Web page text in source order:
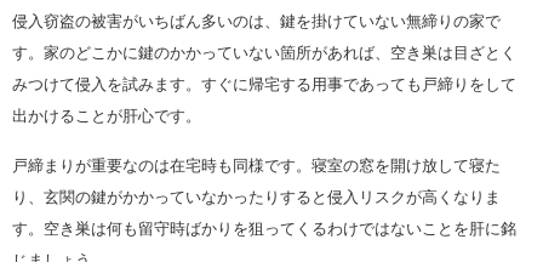
侵入窃盗の被害がいちばん多いのは、鍵を掛けていない無締りの家で
す。家のどこかに鍵のかかっていない箇所があれば、空き巣は目ざとく
みつけて侵入を試みます。すぐに帰宅する用事であっても戸締りをして
出かけることが肝心です。
戸締まりが重要なのは在宅時も同様です。寝室の窓を開け放して寝た
り、玄関の鍵がかかっていなかったりすると侵入リスクが高くなりま
す。空き巣は何も留守時ばかりを狙ってくるわけではないことを肝に銘